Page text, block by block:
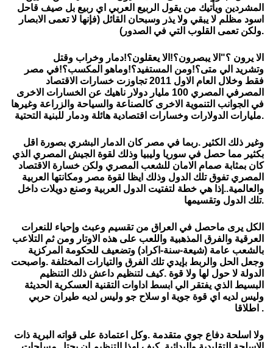
المشردين ويأتيك من يقول الربيع العربي اي ربيع بل صيف قاحل
اسود مظلم لا يبقي ولا يذر وسبحان القائل (فإنها لا تعمى الابصار
ولكن تعمى القلوب التي في الصدور).
الا يرون ؟"الا يبصرون؟!الا يعقلون؟!دمار وخراب وقتل
وتشريد الي متى؟!ومن المستفيد؟!وماهو المكسب؟!في مصر
فقط وخلال العام الاول 2011 تجاوزت خسارات الاقتصاد
المصرفي المصري 100 مليار دولار ناهيك عن الخسارات الاخرى
في الجوانب التنموية الاخرى كالصناعة والسياحة والزراعة وغيرها
مليارات الدولارات وخسارات اقتصادية هائلة ودمار للبنية التحتية.
وغير ذلك الكثير .ربما في مصر كان الدمار البشري بصورة اقل
بكثير مما حصل في سوريا وليبيا وذلك لقوة الجيش المصري الذي
كان بمثابة صمام الامان للشعب المصري ولكن خسارة الاقتصاد
المصري تفوق تلك الدول وذلك ايظا لقوة مصر ومكانتها العربية
والعالمية..إذا هي خطة لتفتيت الدول العربية وصنع دويلات داخل
تلك الدول وتقسيمها.
الكل يرى ماحصل في العراق من تقسيم وعبث وإحياء للنعرات
العرقية والفرق المذهبية واللعب على هذه الاوتار ومن ثم التلاعب
بالشعب عامة (شيعة-سنة-اكراد) وتضعيف للحكومة المركزية
وجعل الحل والربط بإيدي تلك الفرق والتيارات المختلفة .واصبحت
الدولة لا حول لها ولا قوة .كيف لتنظيم داعش ذلك التنظيم
البسيط الذي يفتقر الي ابسط اداوات التقنية العسكرية الحديثة
وليس لديه اي قوة جوية او سلاح جو وليس لديه طيران حربي
اطلاقا .
ولا اسلحة دفاع جوي متقدمة .وكل اعتمادة على قواته البرية ذات